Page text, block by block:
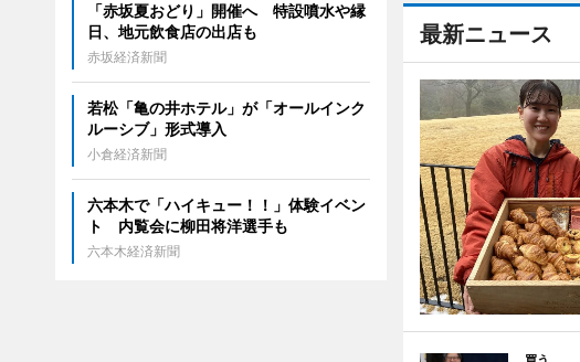
最新ニュース
「赤坂夏おどり」開催へ 特設噴水や縁
日、地元飲食店の出店も
赤坂経済新聞
若松「亀の井ホテル」が「オールインク
ルーシブ」形式導入
小倉経済新聞
六本木で「ハイキュー！！」体験イベン
ト 内覧会に柳田将洋選手も
六本木経済新聞